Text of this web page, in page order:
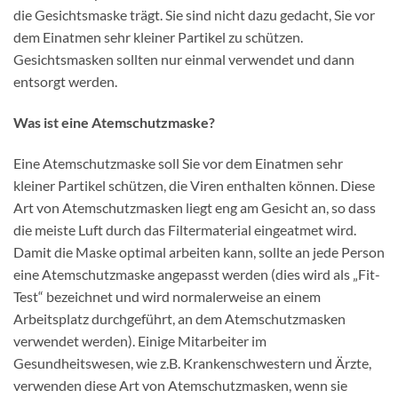
die Gesichtsmaske trägt. Sie sind nicht dazu gedacht, Sie vor
dem Einatmen sehr kleiner Partikel zu schützen.
Gesichtsmasken sollten nur einmal verwendet und dann
entsorgt werden.
Was ist eine Atemschutzmaske?
Eine Atemschutzmaske soll Sie vor dem Einatmen sehr
kleiner Partikel schützen, die Viren enthalten können. Diese
Art von Atemschutzmasken liegt eng am Gesicht an, so dass
die meiste Luft durch das Filtermaterial eingeatmet wird.
Damit die Maske optimal arbeiten kann, sollte an jede Person
eine Atemschutzmaske angepasst werden (dies wird als „Fit-
Test“ bezeichnet und wird normalerweise an einem
Arbeitsplatz durchgeführt, an dem Atemschutzmasken
verwendet werden). Einige Mitarbeiter im
Gesundheitswesen, wie z.B. Krankenschwestern und Ärzte,
verwenden diese Art von Atemschutzmasken, wenn sie